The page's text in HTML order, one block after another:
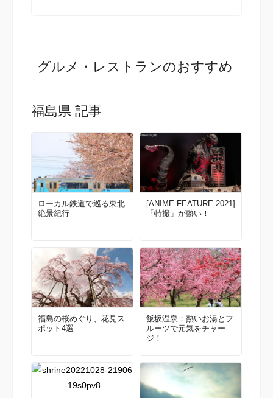
グルメ・レストランのおすすめ
福島県 記事
ローカル鉄道で巡る東北
絶景紀行
[ANIME FEATURE 2021]
「特撮」が熱い！
福島の桜めぐり、花見ス
ポット4選
飯坂温泉：熱いお湯とフ
ルーツで元気をチャー
ジ！